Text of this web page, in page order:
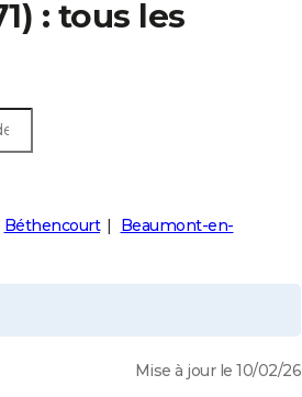
: tous les
Béthencourt
Beaumont-en-
Mise à jour le 10/02/26